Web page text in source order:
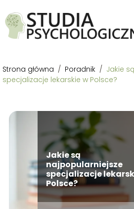
Strona główna / Poradnik / Jakie
specjalizacje lekarskie w Polsce?
Jakie są
najpopularniejsze
specjalizacje
Polsce?